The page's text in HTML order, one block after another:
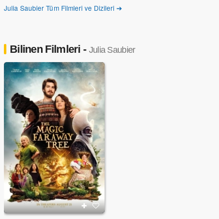
Julia Saubier Tüm Filmleri ve Dizileri ➔
Bilinen Filmleri - Julia Saubier